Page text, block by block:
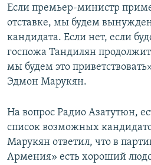
Если премьер-министр
отставке, мы будем
кандидата. Если нет, если
госпожа Тандилян продолжит
мы будем это
Эдмон Марукян.
На вопрос Радио Азатутюн,
список возможных
Марукян ответил, что в
Армения» есть хороший